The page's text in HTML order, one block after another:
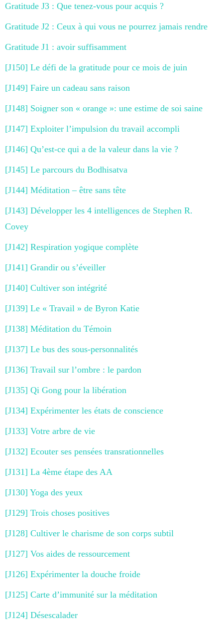
Gratitude J3 : Que tenez-vous pour acquis ?
Gratitude J2 : Ceux à qui vous ne pourrez jamais rendre
Gratitude J1 : avoir suffisamment
[J150] Le défi de la gratitude pour ce mois de juin
[J149] Faire un cadeau sans raison
[J148] Soigner son « orange »: une estime de soi saine
[J147] Exploiter l’impulsion du travail accompli
[J146] Qu’est-ce qui a de la valeur dans la vie ?
[J145] Le parcours du Bodhisatva
[J144] Méditation – être sans tête
[J143] Développer les 4 intelligences de Stephen R.
Covey
[J142] Respiration yogique complète
[J141] Grandir ou s’éveiller
[J140] Cultiver son intégrité
[J139] Le « Travail » de Byron Katie
[J138] Méditation du Témoin
[J137] Le bus des sous-personnalités
[J136] Travail sur l’ombre : le pardon
[J135] Qi Gong pour la libération
[J134] Expérimenter les états de conscience
[J133] Votre arbre de vie
[J132] Ecouter ses pensées transrationnelles
[J131] La 4ème étape des AA
[J130] Yoga des yeux
[J129] Trois choses positives
[J128] Cultiver le charisme de son corps subtil
[J127] Vos aides de ressourcement
[J126] Expérimenter la douche froide
[J125] Carte d’immunité sur la méditation
[J124] Désescalader